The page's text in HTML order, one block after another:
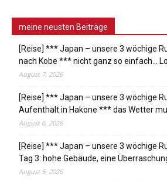
meine neusten Beiträge
[Reise] *** Japan – unsere 3 wöchige
nach Kobe *** nicht ganz so einfach…
August 7, 2026
[Reise] *** Japan – unsere 3 wöchige
Aufenthalt in Hakone *** das Wetter
August 6, 2026
[Reise] *** Japan – unsere 3 wöchige
Tag 3: hohe Gebäude, eine
August 5, 2026